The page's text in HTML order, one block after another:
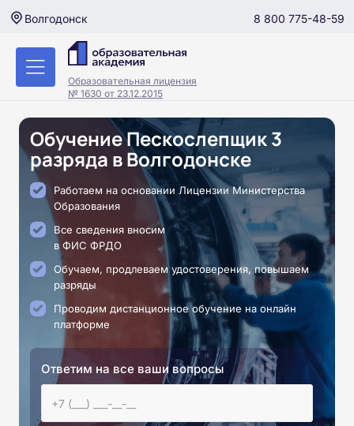
Волгодонск 8 800 775-48-59
Образовательная лицензия
№ 1630 от 23.12.2015
Обучение Пескослепщик 3
разряда в Волгодонске
Работаем на основании Лицензии Министерства
Образования
Все сведения вносим
в ФИС ФРДО
Обучаем, продлеваем удостоверения, повышаем
разряды
Проводим дистанционное обучение на онлайн
платформе
Ответим на все ваши вопросы